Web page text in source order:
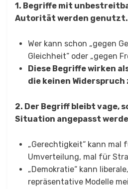
1. Begriffe mit
Autorität werden genutzt.
Wer kann schon „gegen
Gleichheit“ oder „gegen
Diese Begriffe wirken
die keinen Widerspruch
2. Der Begriff bleibt vage,
Situation angepasst
„Gerechtigkeit“ kann mal
Umverteilung, mal für
„Demokratie“ kann
repräsentative Modelle